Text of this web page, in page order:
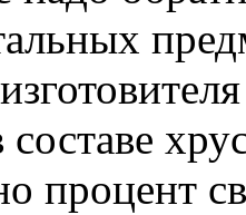
процент